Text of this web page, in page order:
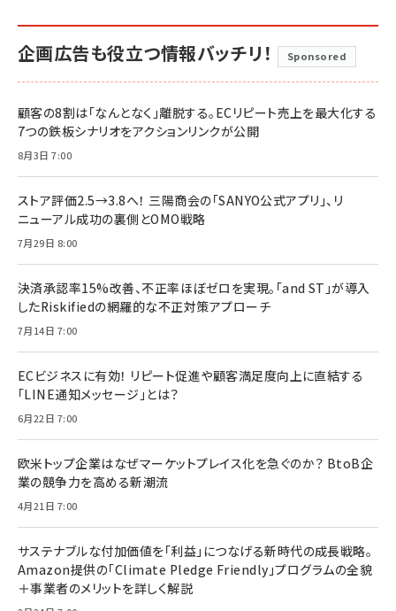
企画広告も役立つ情報バッチリ！ Sponsored
顧客の8割は「なんとなく」離脱する。ECリピート売上を最大化する
7つの鉄板シナリオをアクションリンクが公開
8月3日 7:00
ストア評価2.5→3.8へ！ 三陽商会の「SANYO公式アプリ」、リ
ニューアル成功の裏側とOMO戦略
7月29日 8:00
決済承認率15%改善、不正率ほぼゼロを実現。「and ST」が導入
したRiskifiedの網羅的な不正対策アプローチ
7月14日 7:00
ECビジネスに有効！ リピート促進や顧客満足度向上に直結する
「LINE通知メッセージ」とは？
6月22日 7:00
欧米トップ企業はなぜマーケットプレイス化を急ぐのか？ BtoB企
業の競争力を高める新潮流
4月21日 7:00
サステナブルな付加価値を「利益」につなげる新時代の成長戦略。
Amazon提供の「Climate Pledge Friendly」プログラムの全貌
＋事業者のメリットを詳しく解説